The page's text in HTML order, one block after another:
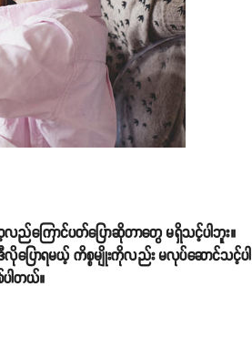
ကြောင်ပတ်ပြောဆိုတာတွေ မရှိသင့်ပါဘူး။
လိုပြောရမယ့် ကိစ္စမျိုးကိုလည်း မလုပ်ဆောင်သင့်ပါ
ါတယ်။